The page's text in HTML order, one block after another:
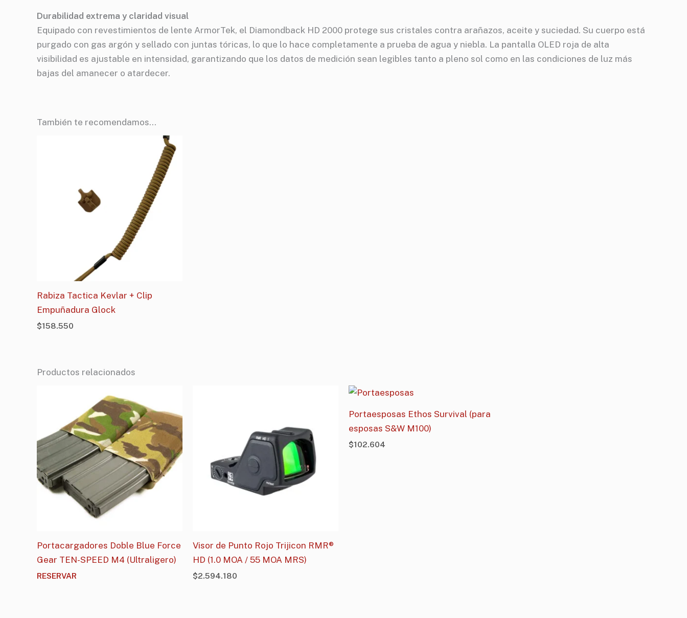
Durabilidad extrema y claridad visual
Equipado con revestimientos de lente ArmorTek, el Diamondback HD 2000 protege sus cristales contra arañazos, aceite y suciedad. Su cuerpo está
purgado con gas argón y sellado con juntas tóricas, lo que lo hace completamente a prueba de agua y niebla. La pantalla OLED roja de alta
visibilidad es ajustable en intensidad, garantizando que los datos de medición sean legibles tanto a pleno sol como en las condiciones de luz más
bajas del amanecer o atardecer.
También te recomendamos…
Rabiza Tactica Kevlar + Clip
Empuñadura Glock
$158.550
Productos relacionados
Portacargadores Doble Blue Force
Gear TEN-SPEED M4 (Ultraligero)
RESERVAR
Visor de Punto Rojo Trijicon RMR®
HD (1.0 MOA / 55 MOA MRS)
$2.594.180
Portaesposas Ethos Survival (para
esposas S&W M100)
$102.604